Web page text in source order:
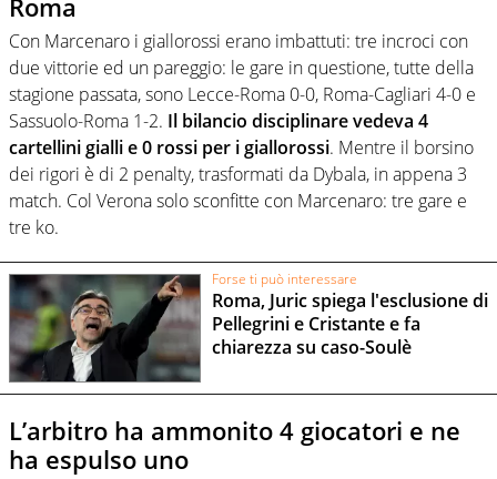
Roma
Con Marcenaro i giallorossi erano imbattuti: tre incroci con
due vittorie ed un pareggio: le gare in questione, tutte della
stagione passata, sono Lecce-Roma 0-0, Roma-Cagliari 4-0 e
Sassuolo-Roma 1-2. Il bilancio disciplinare vedeva 4
cartellini gialli e 0 rossi per i giallorossi. Mentre il borsino
dei rigori è di 2 penalty, trasformati da Dybala, in appena 3
match. Col Verona solo sconfitte con Marcenaro: tre gare e
tre ko.
Forse ti può interessare
Roma, Juric spiega l'esclusione di
Pellegrini e Cristante e fa
chiarezza su caso-Soulè
L’arbitro ha ammonito 4 giocatori e ne
ha espulso uno